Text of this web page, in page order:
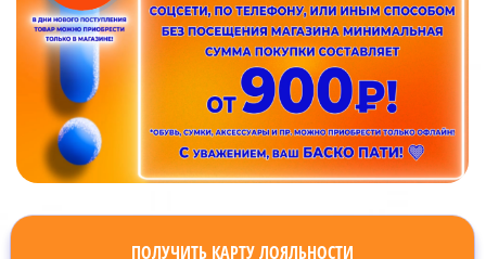
ПОЛУЧИТЬ КАРТУ ЛОЯЛЬНОСТИ